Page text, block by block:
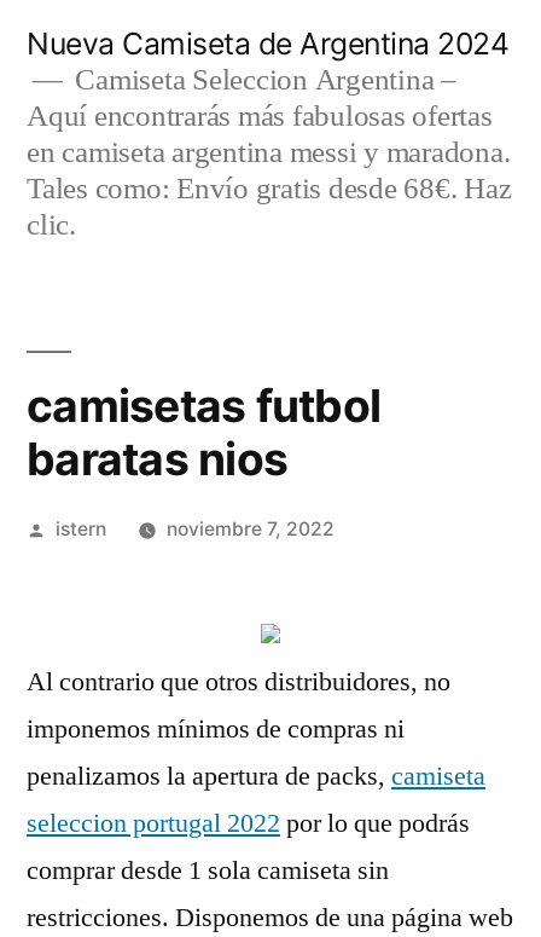
contenido
Nueva Camiseta de Argentina 2024
Camiseta Seleccion Argentina –
Aquí encontrarás más fabulosas ofertas
en camiseta argentina messi y maradona.
Tales como: Envío gratis desde 68€. Haz
clic.
camisetas futbol
baratas nios
Publicado
istern noviembre 7, 2022
Al contrario que otros distribuidores, no
imponemos mínimos de compras ni
penalizamos la apertura de packs, camiseta
seleccion portugal 2022 por lo que podrás
comprar desde 1 sola camiseta sin
restricciones. Disponemos de una página web